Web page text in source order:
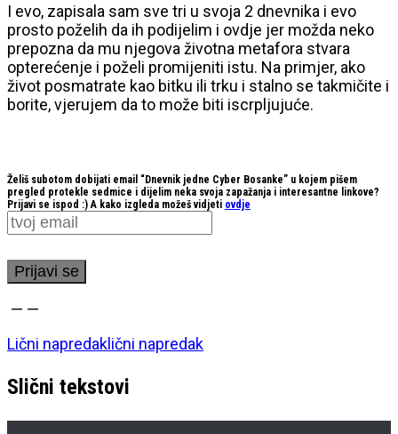
I evo, zapisala sam sve tri u svoja 2 dnevnika i evo
prosto poželih da ih podijelim i ovdje jer možda neko
prepozna da mu njegova životna metafora stvara
opterećenje i poželi promijeniti istu. Na primjer, ako
život posmatrate kao bitku ili trku i stalno se takmičite i
borite, vjerujem da to može biti iscrpljujuće.
Želiš subotom dobijati email “Dnevnik jedne Cyber Bosanke” u kojem pišem
pregled protekle sedmice i dijelim neka svoja zapažanja i interesantne linkove?
Prijavi se ispod :) A kako izgleda možeš vidjeti ovdje
— —
Lični napredaklični napredak
Slični tekstovi